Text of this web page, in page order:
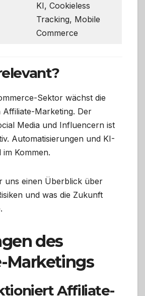
KI, Cookieless
Tracking, Mobile
Commerce
Sektor wächst die
Affiliate-Marketing. Der
Media und Influencern ist
Automatisierungen und KI-
Kommen.
uns einen Überblick über
und was die Zukunft
des
Marketings
Affiliate-